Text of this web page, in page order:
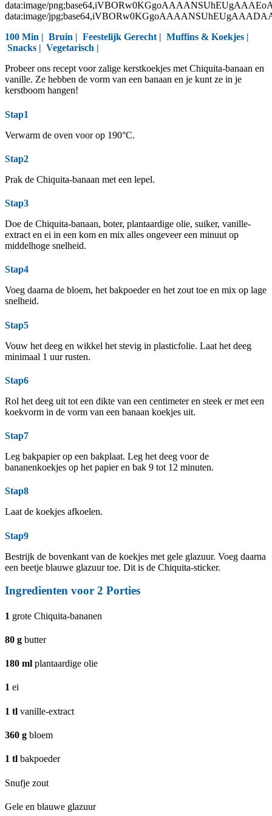
data:image/
data:image/
100 Min | Bruin | Feestelijk Gerecht | Muffins & Koekjes |
Snacks | Vegetarisch |
Probeer ons recept voor zalige kerstkoekjes met Chiquita-banaan en
vanille. Ze hebben de vorm van een banaan en je kunt ze in je
kerstboom hangen!
Stap1
Verwarm de oven voor op 190°C.
Stap2
Prak de Chiquita-banaan met een lepel.
Stap3
Doe de Chiquita-banaan, boter, plantaardige olie, suiker, vanille-
extract en ei in een kom en mix alles ongeveer een minuut op
middelhoge snelheid.
Stap4
Voeg daarna de bloem, het bakpoeder en het zout toe en mix op lage
snelheid.
Stap5
Vouw het deeg en wikkel het stevig in plasticfolie. Laat het deeg
minimaal 1 uur rusten.
Stap6
Rol het deeg uit tot een dikte van een centimeter en steek er met een
koekvorm in de vorm van een banaan koekjes uit.
Stap7
Leg bakpapier op een bakplaat. Leg het deeg voor de
bananenkoekjes op het papier en bak 9 tot 12 minuten.
Stap8
Laat de koekjes afkoelen.
Stap9
Bestrijk de bovenkant van de koekjes met gele glazuur. Voeg daarna
een beetje blauwe glazuur toe. Dit is de Chiquita-sticker.
Ingredienten voor 2 Porties
1 grote Chiquita-bananen
80 g butter
180 ml plantaardige olie
1 ei
1 tl vanille-extract
360 g bloem
1 tl bakpoeder
Snufje zout
Gele en blauwe glazuur